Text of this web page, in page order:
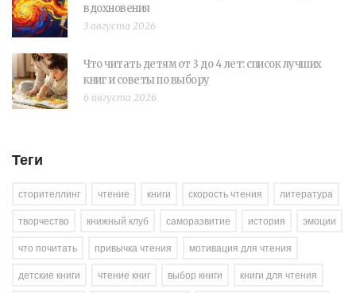
вдохновения
3 августа 2026
Что читать детям от 3 до 4 лет: список лучших
книг и советы по выбору
6 августа 2026
Теги
сторителлинг чтение книги скорость чтения
литература
творчество
книжный клуб саморазвитие история
эмоции
что почитать
привычка чтения
мотивация для чтения
детские книги
чтение книг выбор книги
книги для чтения